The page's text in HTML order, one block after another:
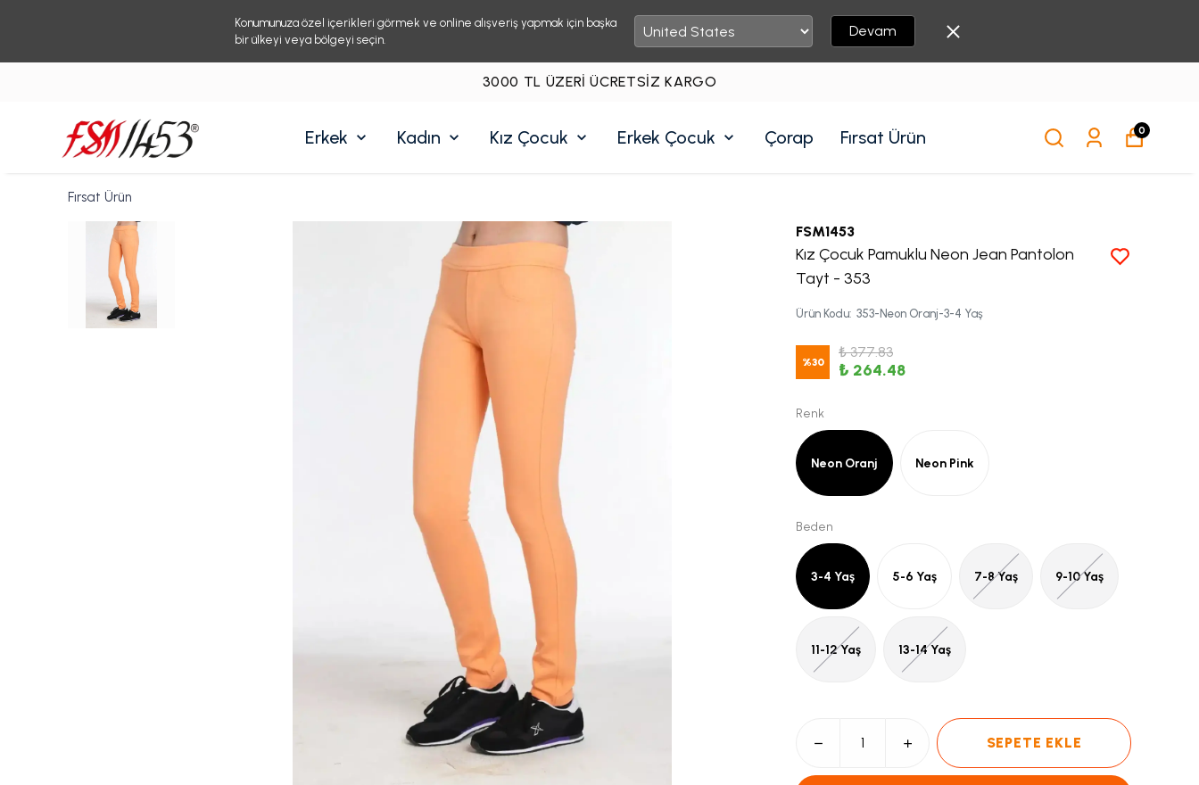
Konumunuza özel içerikleri görmek ve online alışveriş yapmak için başka
bir ülkeyi veya bölgeyi seçin.
Devam
3000 TL ÜZERI ÜCRETSIZ KARGO
Erkek Kadın Kız Çocuk Erkek Çocuk Çorap Fırsat Ürün 0
Fırsat Ürün
FSM1453
Kız Çocuk Pamuklu Neon Jean Pantolon
Tayt - 353
Ürün Kodu: 353-Neon Oranj-3-4 Yaş
%30
₺ 377.83
₺ 264.48
Renk
Neon Oranj Neon Pink
Beden
3-4 Yaş 5-6 Yaş 7-8 Yaş 9-10 Yaş
11-12 Yaş 13-14 Yaş
SEPETE EKLE